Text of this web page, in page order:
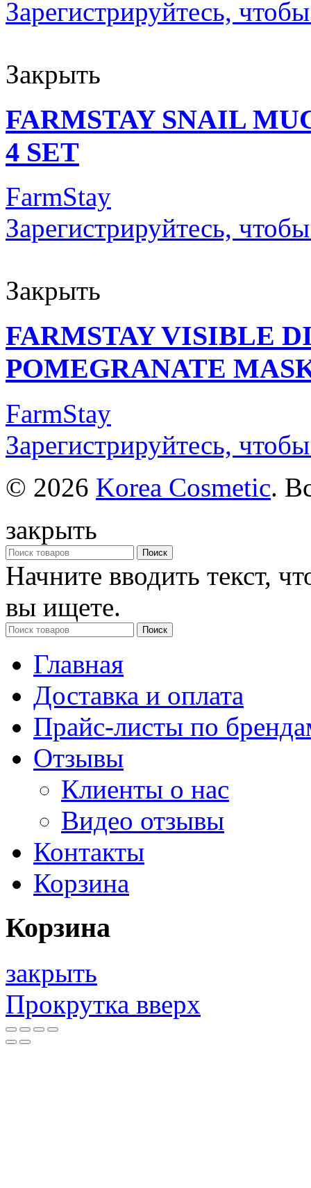
Зарегистрируйтесь,
Закрыть
FARMSTAY SNAIL
4 SET
FarmStay
Зарегистрируйтесь,
Закрыть
FARMSTAY VISIBLE
POMEGRANATE
FarmStay
Зарегистрируйтесь,
© 2026 Korea Cosmetic.
закрыть
Поиск
Начните вводить текст,
вы ищете.
Поиск
Главная
Доставка и оплата
Прайс-листы по
Отзывы
Клиенты о нас
Видео отзывы
Контакты
Корзина
Корзина
закрыть
Прокрутка вверх